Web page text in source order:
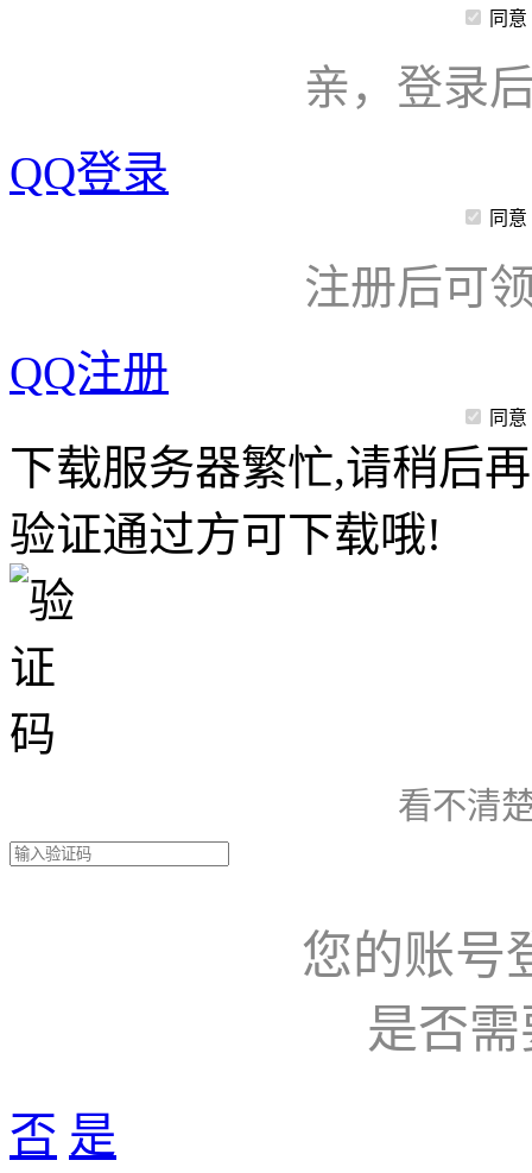
同意
亲，登录
QQ登录
同意
注册后可
QQ注册
同意
下载服务器繁忙,请稍后
验证通过方可下载哦!
看不清
您的账号
是否
否 是